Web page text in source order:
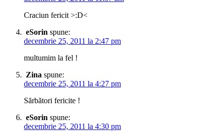
Craciun fericit >:D<
eSorin spune:
decembrie 25, 2011 la 2:47 pm
multumim la fel !
Zina spune:
decembrie 25, 2011 la 4:27 pm
Sărbători fericite !
eSorin spune:
decembrie 25, 2011 la 4:30 pm